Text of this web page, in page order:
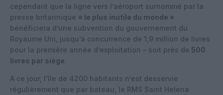
cependant que la ligne vers l’aéroport surnommé par la
presse britannique « le plus inutile du monde »
bénéficiera d’une subvention du gouvernement du
Royaume Uni, jusqu’à concurrence de 1,9 million de livres
pour la première année d’exploitation – soit près de 500
livres par siège.
A ce jour, l'île de 4200 habitants n’est desservie
régulièrement que par bateau, le RMS Saint Helena